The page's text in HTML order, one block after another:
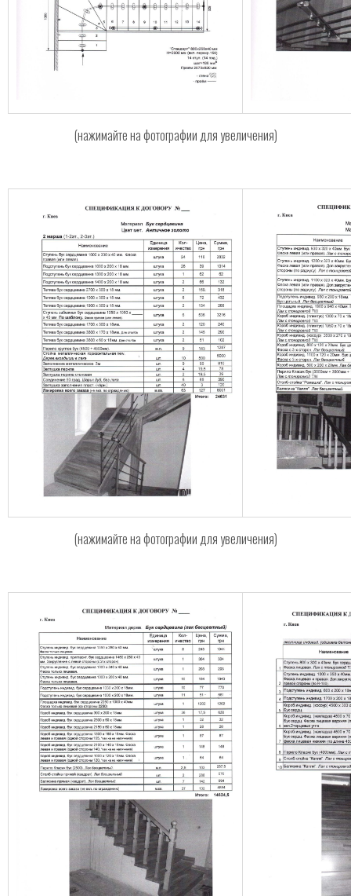
(нажимайте на фотографии для увеличения)
(нажимайте на фотографии для увеличения)